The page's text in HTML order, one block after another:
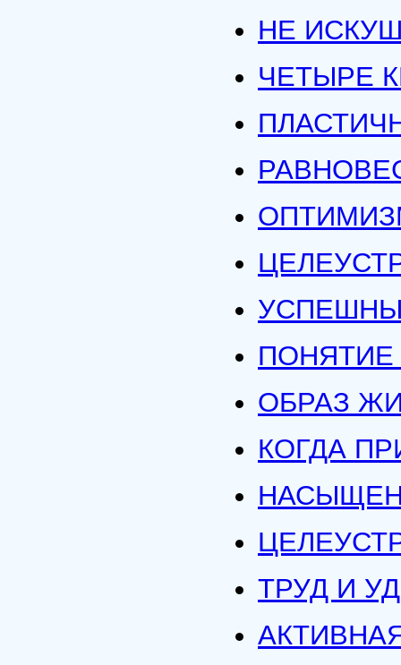
НЕ
ЧЕТЫРЕ
ОБРАЗ
КОГДА
ТРУД И